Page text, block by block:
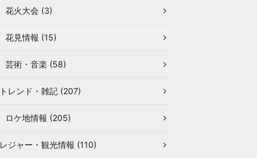
花火大会 (3)
花見情報 (15)
芸術・音楽 (58)
トレンド・雑記 (207)
ロケ地情報 (205)
レジャー・観光情報 (110)